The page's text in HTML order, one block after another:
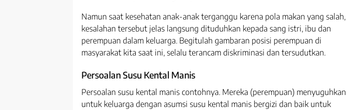
Namun saat kesehatan anak-anak terganggu karena pola makan yang salah,
kesalahan tersebut jelas langsung dituduhkan kepada sang istri, ibu dan
perempuan dalam keluarga. Begitulah gambaran posisi perempuan di
masyarakat kita saat ini, selalu terancam diskriminasi dan tersudutkan.
Persoalan Susu Kental Manis
Persoalan susu kental manis contohnya. Mereka (perempuan) menyuguhkan
untuk keluarga dengan asumsi susu kental manis bergizi dan baik untuk